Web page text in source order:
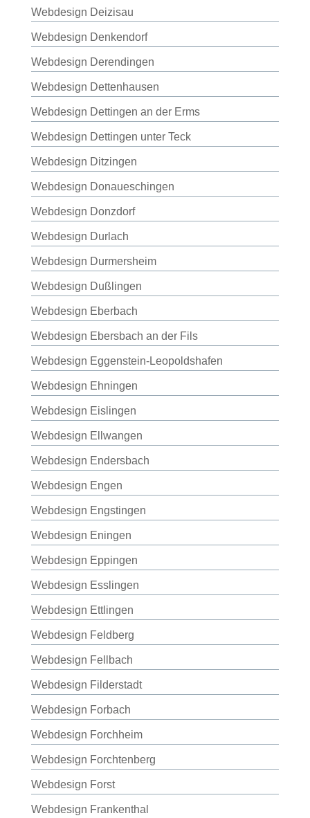
Webdesign Deizisau
Webdesign Denkendorf
Webdesign Derendingen
Webdesign Dettenhausen
Webdesign Dettingen an der Erms
Webdesign Dettingen unter Teck
Webdesign Ditzingen
Webdesign Donaueschingen
Webdesign Donzdorf
Webdesign Durlach
Webdesign Durmersheim
Webdesign Dußlingen
Webdesign Eberbach
Webdesign Ebersbach an der Fils
Webdesign Eggenstein-Leopoldshafen
Webdesign Ehningen
Webdesign Eislingen
Webdesign Ellwangen
Webdesign Endersbach
Webdesign Engen
Webdesign Engstingen
Webdesign Eningen
Webdesign Eppingen
Webdesign Esslingen
Webdesign Ettlingen
Webdesign Feldberg
Webdesign Fellbach
Webdesign Filderstadt
Webdesign Forbach
Webdesign Forchheim
Webdesign Forchtenberg
Webdesign Forst
Webdesign Frankenthal